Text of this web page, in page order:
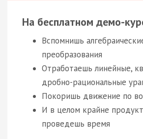
На бесплатном демо-
Вспомнишь
преобразования
Отработаешь линейные,
дробно-рациональные
Покоришь движение по
И в целом крайне
проведешь время